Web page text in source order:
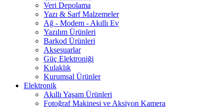
Veri Depolama
Yazı & Sarf Malzemeler
Ağ - Modem - Akıllı Ev
Yazılım Ürünleri
Barkod Ürünleri
Aksesuarlar
Güç Elektroniği
Kulaklık
Kurumsal Ürünler
Elektronik
Akıllı Yaşam Ürünleri
Fotoğraf Makinesi ve Aksiyon Kamera